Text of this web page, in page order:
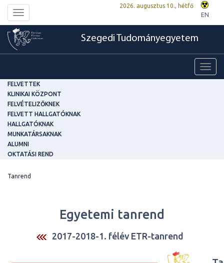
Toggle
navigation
2026. augusztus 10., hétfő
EN
Szegedi Tudományegyetem
FELVETTEK
KLINIKAI KÖZPONT
FELVÉTELIZŐKNEK
FELVETT HALLGATÓKNAK
HALLGATÓKNAK
MUNKATÁRSAKNAK
ALUMNI
OKTATÁSI REND
Tanrend
Egyetemi tanrend
2017-2018-1. félév ETR-tanrend